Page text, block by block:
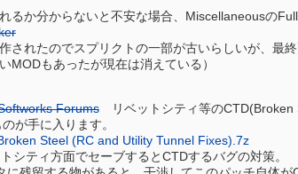
るか分からないと不安な場合、Miscellaneousの
されたのでスプリクトの一部が古いらしいが、最
MODもあったが現在は消えている）
Forumsリベットシティ等のCTD(Broken
が手に入ります。
Steel (RC and Utility Tunnel Fixes).7z
シティ方面でセーブするとCTDするバグの対策。